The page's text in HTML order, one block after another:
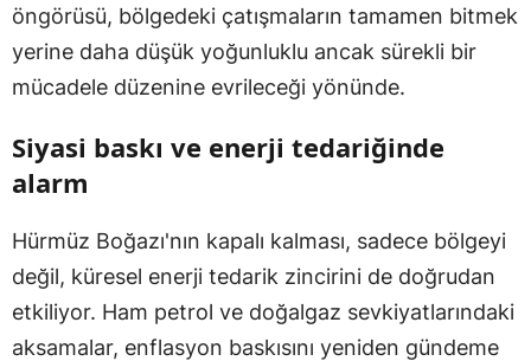
öngörüsü, bölgedeki çatışmaların tamamen bitmek
yerine daha düşük yoğunluklu ancak sürekli bir
mücadele düzenine evrileceği yönünde.
Siyasi baskı ve enerji tedariğinde
alarm
Hürmüz Boğazı'nın kapalı kalması, sadece bölgeyi
değil, küresel enerji tedarik zincirini de doğrudan
etkiliyor. Ham petrol ve doğalgaz sevkiyatlarındaki
aksamalar, enflasyon baskısını yeniden gündeme